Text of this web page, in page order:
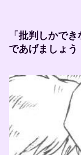
「批判しかで
であげましょう